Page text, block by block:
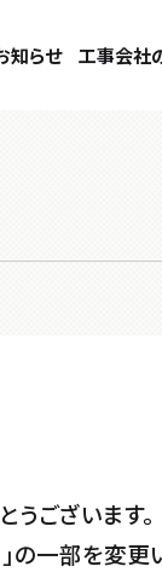
知らせ 工事会社
ございます。
一部を変更